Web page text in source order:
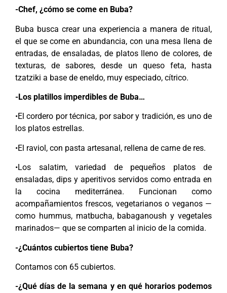
-Chef, ¿cómo se come en Buba?
Buba busca crear una experiencia a manera de ritual,
el que se come en abundancia, con una mesa llena de
entradas, de ensaladas, de platos lleno de colores, de
texturas, de sabores, desde un queso feta, hasta
tzatziki a base de eneldo, muy especiado, cítrico.
-Los platillos imperdibles de Buba…
•El cordero por técnica, por sabor y tradición, es uno de
los platos estrellas.
•El raviol, con pasta artesanal, rellena de carne de res.
•Los salatim, variedad de pequeños platos de
ensaladas, dips y aperitivos servidos como entrada en
la cocina mediterránea. Funcionan como
acompañamientos frescos, vegetarianos o veganos —
como hummus, matbucha, babaganoush y vegetales
marinados— que se comparten al inicio de la comida.
-¿Cuántos cubiertos tiene Buba?
Contamos con 65 cubiertos.
-¿Qué días de la semana y en qué horarios podemos